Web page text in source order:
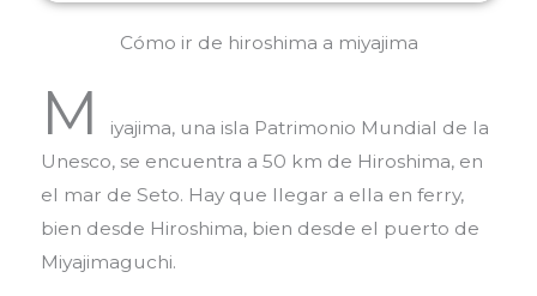
Cómo ir de hiroshima a miyajima
M
iyajima, una isla Patrimonio Mundial de la
Unesco, se encuentra a 50 km de Hiroshima, en
el mar de Seto. Hay que llegar a ella en ferry,
bien desde Hiroshima, bien desde el puerto de
Miyajimaguchi.